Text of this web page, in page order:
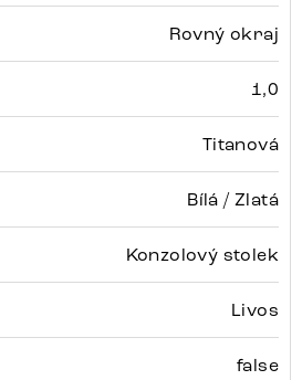
Rovný okraj
1,0
Titanová
Bílá / Zlatá
Konzolový stolek
Livos
false